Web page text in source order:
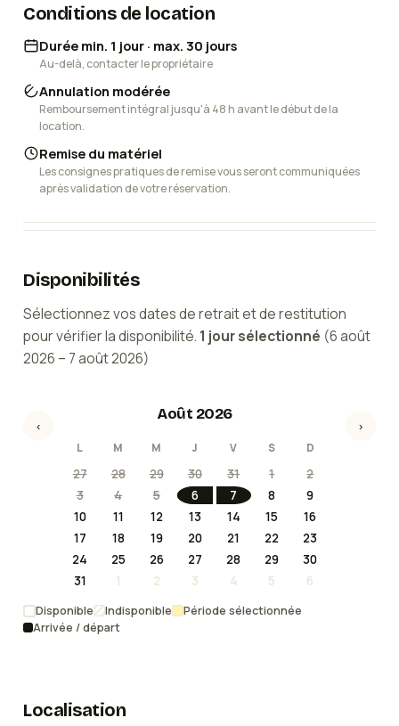
Conditions de location
Durée min. 1 jour · max. 30 jours
Au-delà, contacter le propriétaire
Annulation modérée
Remboursement intégral jusqu'à 48 h avant le début de la
location.
Remise du matériel
Les consignes pratiques de remise vous seront communiquées
après validation de votre réservation.
Disponibilités
Sélectionnez vos dates de retrait et de restitution
pour vérifier la disponibilité. 1 joursélectionné (6 août
2026 – 7 août 2026)
‹
Août 2026
L M M J V S D
27 28 29 30 31 1
2
3
4 5 6 7 8
9
10
11 12 13 14 15
16
17
18 19 20 21 22
23
24
25 26 27 28 29
30
31
1 2 3 4 5 6
›
Disponible Indisponible
Période sélectionnée
Arrivée / départ
Localisation